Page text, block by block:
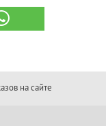
на сайте